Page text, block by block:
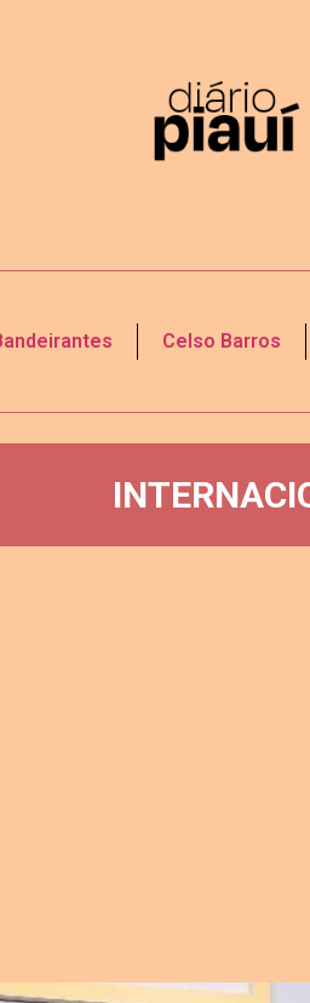
Celso Barros